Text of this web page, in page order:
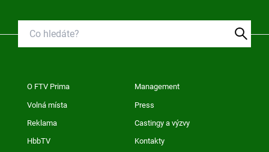
O FTV Prima Management
Volná místa Press
Reklama Castingy a výzvy
HbbTV Kontakty